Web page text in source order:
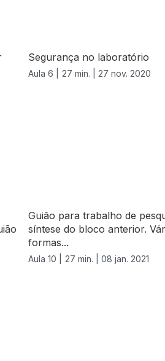
Segurança no laboratório
Aula 6 | 27 min. | 27 nov. 2020
Guião para trabalho de
síntese do bloco anterior.
formas...
Aula 10 | 27 min. | 08 jan. 2021